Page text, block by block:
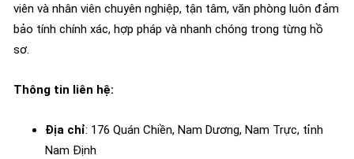
viên và nhân viên chuyên nghiệp, tận tâm, văn phòng luôn đảm
bảo tính chính xác, hợp pháp và nhanh chóng trong từng hồ
sơ.
Thông tin liên hệ:
Địa chỉ: 176 Quán Chiền, Nam Dương, Nam Trực, tỉnh
Nam Định